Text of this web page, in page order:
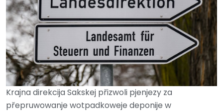
Krajna direkcija Sakskej přizwoli pjenjezy za
přepruwowanje wotpadkoweje deponije w